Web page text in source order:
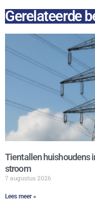
Gerelateerde
Tientallen huishoudens
stroom
7 augustus 2026
Lees meer »